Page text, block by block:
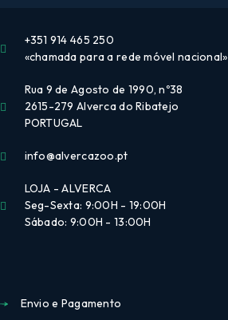
+351 914 465 250
«chamada para a rede móvel nacional»
Rua 9 de Agosto de 1990, nº38
2615-279 Alverca do Ribatejo
PORTUGAL
info@alvercazoo.pt
LOJA - ALVERCA
Seg-Sexta: 9:00H - 19:00H
Sábado: 9:00H - 13:00H
Envio e Pagamento